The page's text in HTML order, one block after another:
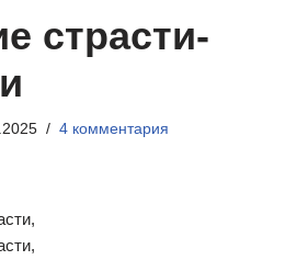
страсти-
4 комментария